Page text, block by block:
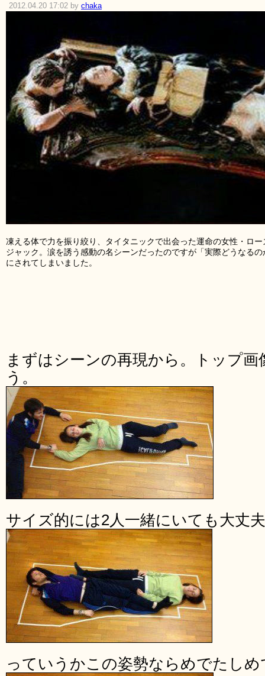
2012.04.20 17:02 by chaka
凍える体で力を振り絞り、タイタニックで出会った運命の女性・ロ
ジャック。涙を誘う感動の名シーンだったのですが「実際どうなる
にされてしまいました。
まずはシーンの再現から。トップ
う。
サイズ的には2人一緒にいても大丈
っていうかこの姿勢ならめでたし